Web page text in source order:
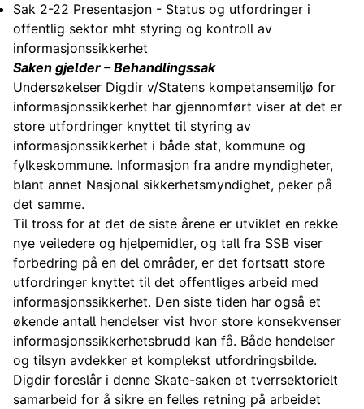
Sak 2-22 Presentasjon - Status og utfordringer i
offentlig sektor mht styring og kontroll av
informasjonssikkerhet
Saken gjelder – Behandlingssak
Undersøkelser Digdir v/Statens kompetansemiljø for
informasjonssikkerhet har gjennomført viser at det er
store utfordringer knyttet til styring av
informasjonssikkerhet i både stat, kommune og
fylkeskommune. Informasjon fra andre myndigheter,
blant annet Nasjonal sikkerhetsmyndighet, peker på
det samme.
Til tross for at det de siste årene er utviklet en rekke
nye veiledere og hjelpemidler, og tall fra SSB viser
forbedring på en del områder, er det fortsatt store
utfordringer knyttet til det offentliges arbeid med
informasjonssikkerhet. Den siste tiden har også et
økende antall hendelser vist hvor store konsekvenser
informasjonssikkerhetsbrudd kan få. Både hendelser
og tilsyn avdekker et komplekst utfordringsbilde.
Digdir foreslår i denne Skate-saken et tverrsektorielt
samarbeid for å sikre en felles retning på arbeidet